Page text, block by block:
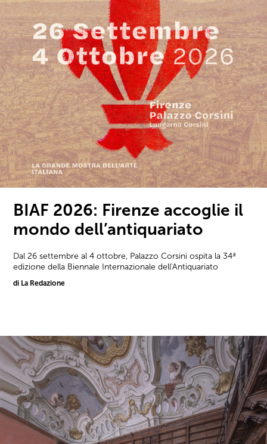
BIAF 2026: Firenze accoglie il
mondo dell’antiquariato
Dal 26 settembre al 4 ottobre, Palazzo Corsini ospita la 34ª
edizione della Biennale Internazionale dell'Antiquariato
di La Redazione